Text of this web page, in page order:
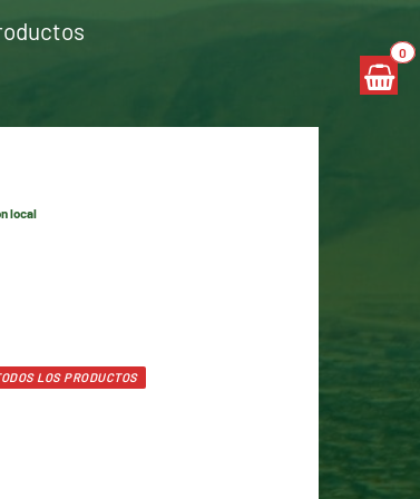
0
local
LOS PRODUCTOS